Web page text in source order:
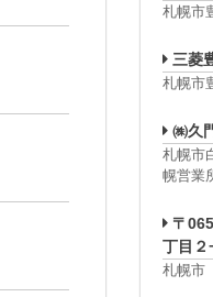
札幌市
三菱
札幌市
㈱久
札幌市
幌営業
〒
丁目２
札幌市